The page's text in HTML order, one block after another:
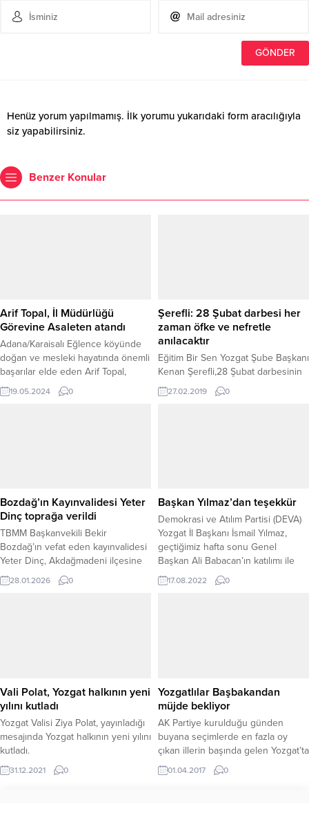
Henüz yorum yapılmamış. İlk yorumu yukarıdaki form aracılığıyla
siz yapabilirsiniz.
Benzer Konular
Arif Topal, İl Müdürlüğü
Görevine Asaleten atandı
Adana/Karaisalı Eğlence köyünde
doğan ve mesleki hayatında önemli
başarılar elde eden Arif Topal,
geçtiğimiz yılsonunda Yozgat Aile
ve Sosyal Hizmetler İl Müdürlüğü
19.05.2024 0
Şerefli: 28 Şubat darbesi her
zaman öfke ve nefretle
anılacaktır
Eğitim Bir Sen Yozgat Şube Başkanı
Kenan Şerefli,28 Şubat darbesinin
her zaman öfke ve nefretle
anılacağını söyledi. Eğitim Bir Sen
ve uygulaması için dayattığını
vurguladı....
27.02.2019 0
Bozdağ’ın Kayınvalidesi Yeter
Dinç toprağa verildi
TBMM Başkanvekili Bekir
Bozdağ’ın vefat eden kayınvalidesi
Yeter Dinç, Akdağmadeni ilçesine
bağlı Dolak Köyü’nde öğle
namazının ardından kılınan cenaze
Milletvekili ve TESKOMB Genel...
28.01.2026 0
Başkan Yılmaz’dan teşekkür
Demokrasi ve Atılım Partisi (DEVA)
Yozgat İl Başkanı İsmail Yılmaz,
geçtiğimiz hafta sonu Genel
Başkan Ali Babacan’ın katılımı ile
gerçekleşen Yozgat mitingini
yoğun bir katılımla
17.08.2022 0
Vali Polat, Yozgat halkının yeni
yılını kutladı
Yozgat Valisi Ziya Polat, yayınladığı
mesajında Yozgat halkının yeni yılını
kutladı.
31.12.2021 0
Yozgatlılar Başbakandan
müjde bekliyor
AK Partiye kurulduğu günden
buyana seçimlerde en fazla oy
çıkan illerin başında gelen Yozgat’ta
vatandaşlar 4 Nisan Salı günü
Yozgat’a gelecek olan Başbakan
01.04.2017 0